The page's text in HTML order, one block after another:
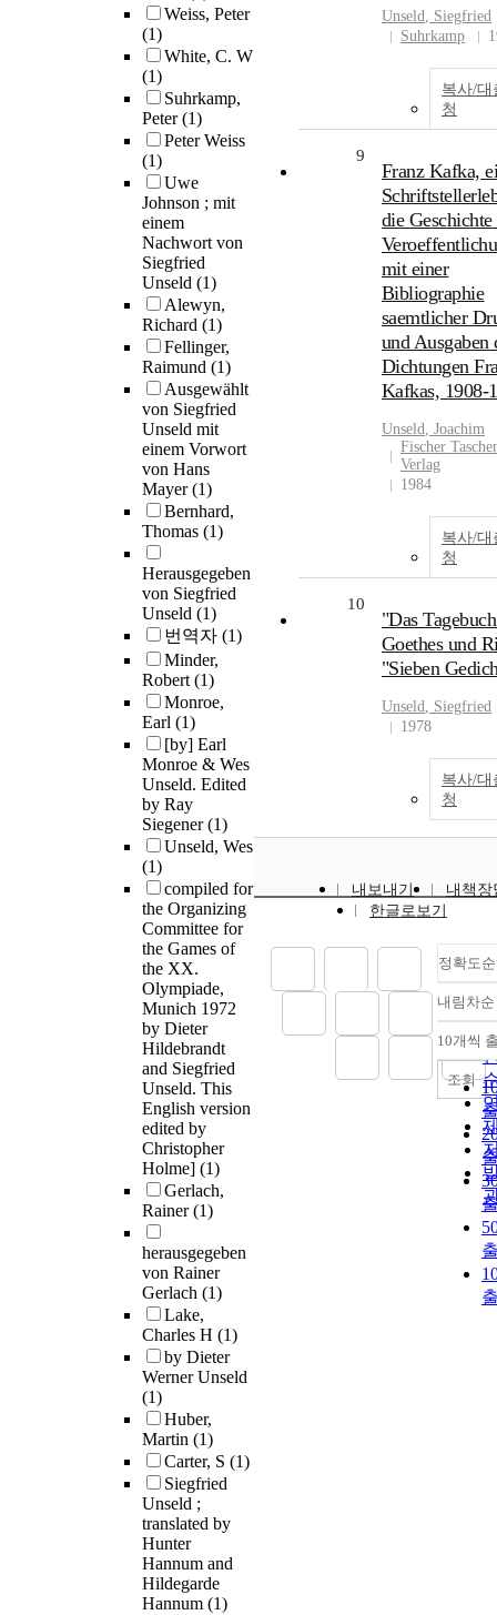
Weiss, Peter
(1)
White, C. W
(1)
Suhrkamp,
Peter(1)
Peter Weiss
(1)
Uwe
Johnson ; mit
einem
Nachwort von
Siegfried
Unseld (1)
Alewyn,
Richard (1)
Fellinger,
Raimund (1)
Ausgewählt
von Siegfried
Unseld mit
einem Vorwort
von Hans
Mayer(1)
Bernhard,
Thomas (1)
Herausgegeben
von Siegfried
Unseld (1)
번역자 (1)
Minder,
Robert(1)
Monroe,
Earl (1)
[by] Earl
Monroe & Wes
Unseld. Edited
by Ray
Siegener(1)
Unseld, Wes
(1)
compiled for
the Organizing
Committee for
the Games of
the XX.
Olympiade,
Munich 1972
by Dieter
Hildebrandt
and Siegfried
Unseld. This
English version
edited by
Christopher
Holme] (1)
Gerlach,
Rainer(1)
herausgegeben
von Rainer
Gerlach (1)
Lake,
Charles H (1)
by Dieter
Werner Unseld
(1)
Huber,
Martin (1)
Carter, S (1)
Siegfried
Unseld ;
translated by
Hunter
Hannum and
Hildegarde
Hannum (1)
Unseld, Siegfried
Suhrkamp
복사/대
청
9
Franz Kafka,
die Geschichte
mit einer
Bibliographie
saemtlicher
und Ausgaben
Dichtungen
Kafkas, 1908-
Unseld, Joachim
Fischer
Verlag
1984
복사/대
청
10
"Das
Goethes und
"Sieben
Unseld, Siegfried
1978
복사/대
청
내보내기
내책장
한글로보기
정확도순
내림차순
10개씩
조회